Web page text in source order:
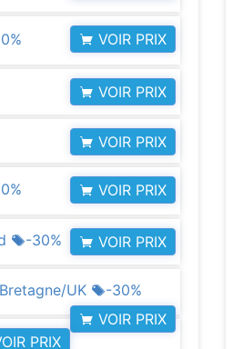
VOIR PRIX
VOIR PRIX
VOIR PRIX
VOIR PRIX
-30% VOIR PRIX
UK
-30%
VOIR PRIX
PRIX